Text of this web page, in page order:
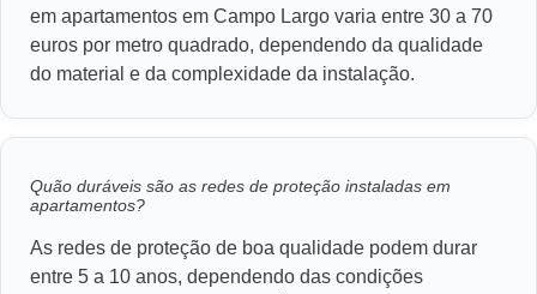
em apartamentos em Campo Largo varia entre 30 a 70
euros por metro quadrado, dependendo da qualidade
do material e da complexidade da instalação.
Quão duráveis são as redes de proteção instaladas em
apartamentos?
As redes de proteção de boa qualidade podem durar
entre 5 a 10 anos, dependendo das condições